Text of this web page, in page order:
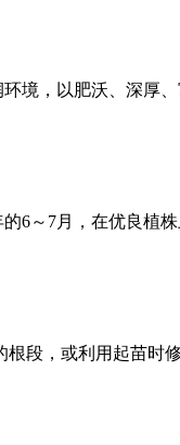
，以肥沃、深厚
7月，在优良植
段，或利用起苗时